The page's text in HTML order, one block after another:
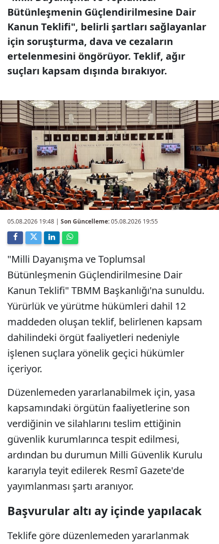
Bütünleşmenin Güçlendirilmesine Dair
Kanun Teklifi", belirli şartları sağlayanlar
için soruşturma, dava ve cezaların
ertelenmesini öngörüyor. Teklif, ağır
suçları kapsam dışında bırakıyor.
05.08.2026 19:48 | Son Güncelleme:05.08.2026 19:55
"Milli Dayanışma ve Toplumsal
Bütünleşmenin Güçlendirilmesine Dair
Kanun Teklifi" TBMM Başkanlığı'na sunuldu.
Yürürlük ve yürütme hükümleri dahil 12
maddeden oluşan teklif, belirlenen kapsam
dahilindeki örgüt faaliyetleri nedeniyle
işlenen suçlara yönelik geçici hükümler
içeriyor.
Düzenlemeden yararlanabilmek için, yasa
kapsamındaki örgütün faaliyetlerine son
verdiğinin ve silahlarını teslim ettiğinin
güvenlik kurumlarınca tespit edilmesi,
ardından bu durumun Milli Güvenlik Kurulu
kararıyla teyit edilerek Resmî Gazete'de
yayımlanması şartı aranıyor.
Başvurular altı ay içinde yapılacak
Teklife göre düzenlemeden yararlanmak